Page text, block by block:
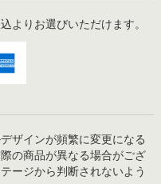
よりお選びいただけます。
ザインが頻繁に変更になる
の商品が異なる場合がござ
ージから判断されないよう